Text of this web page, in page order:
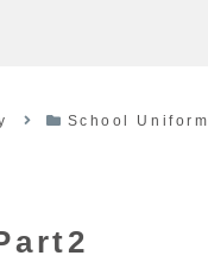
School Uniform